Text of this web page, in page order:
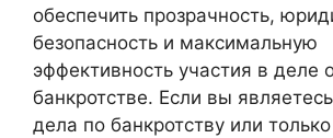
обеспечить прозрачность,
безопасность и максимальную
эффективность участия в деле
банкротстве. Если вы
дела по банкротству или только